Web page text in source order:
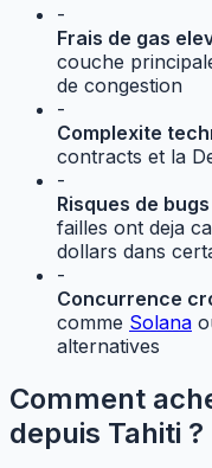
-
Frais de gas
couche
de congestion
-
Complexite
contracts et la
-
Risques de
failles ont deja
dollars dans
-
Concurrence
comme Solana
alternatives
Comment
depuis Tahiti ?